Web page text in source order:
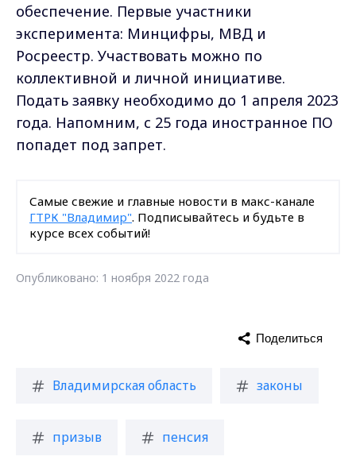
обеспечение. Первые участники
эксперимента: Минцифры, МВД и
Росреестр. Участвовать можно по
коллективной и личной инициативе.
Подать заявку необходимо до 1 апреля 2023
года. Напомним, с 25 года иностранное ПО
попадет под запрет.
Самые свежие и главные новости в макс-канале
ГТРК "Владимир". Подписывайтесь и будьте в
курсе всех событий!
Опубликовано: 1 ноября 2022 года
Владимирская область законы
призыв пенсия
Поделиться